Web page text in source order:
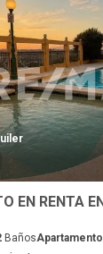
BañosApartamento